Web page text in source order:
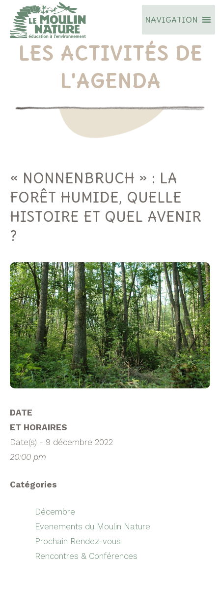
contenu
NAVIGATION
LES ACTIVITÉS DE
L'AGENDA
« NONNENBRUCH » : LA
FORÊT HUMIDE, QUELLE
HISTOIRE ET QUEL AVENIR
?
DATE
ET HORAIRES
Date(s) - 9 décembre 2022
20:00 pm
Catégories
Décembre
Evenements du Moulin Nature
Prochain Rendez-vous
Rencontres & Conférences